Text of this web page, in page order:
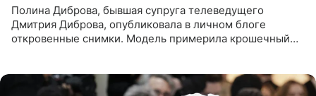
Полина Диброва, бывшая супруга телеведущего
Дмитрия Диброва, опубликовала в личном блоге
откровенные снимки. Модель примерила крошечный